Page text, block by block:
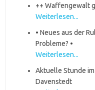
++ Waffengewalt
Weiterlesen...
• Neues aus der
Probleme? •
Weiterlesen...
Aktuelle Stunde
Davenstedt